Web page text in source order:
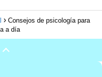
Consejos de psicología para
a día